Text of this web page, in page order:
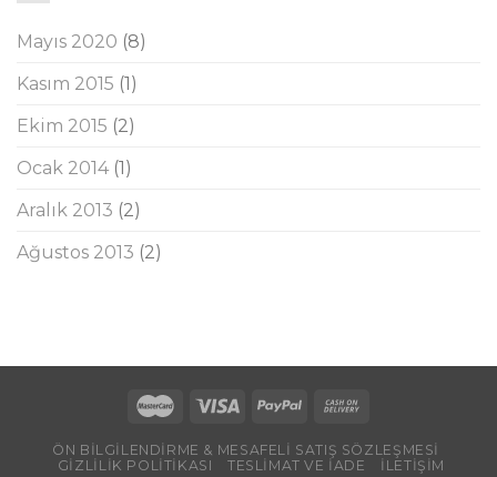
Mayıs 2020 (8)
Kasım 2015 (1)
Ekim 2015 (2)
Ocak 2014(1)
Aralık 2013 (2)
Ağustos 2013 (2)
ÖN BİLGİLENDİRME & MESAFELİ SATIŞ SÖZLEŞMESİ
GİZLİLİK POLİTİKASI
TESLİMAT VE İADE İLETİŞİM